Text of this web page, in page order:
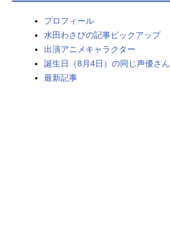
男性声優/女性声優一覧
FOLLOW US
プロフィール
水田わさびの記事ピックアップ
出演アニメキャラクター
誕生日（8月4日）の同じ声優さん
最新記事